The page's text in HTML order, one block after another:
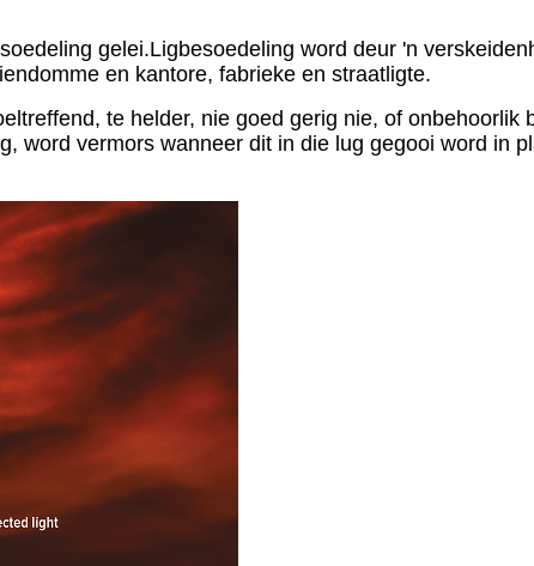
gelei.Ligbesoedeling word deur 'n
en kantore, fabrieke en straatligte.
te helder, nie goed gerig nie, of
word vermors wanneer dit in die lug gegooi word in